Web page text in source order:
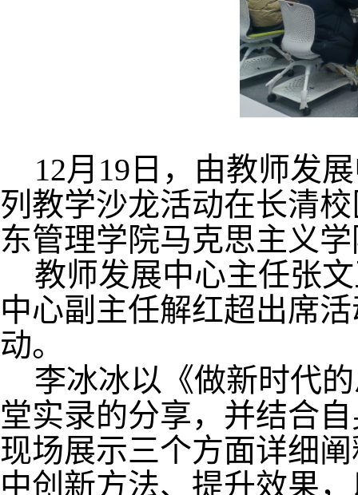
12月19日，由教师发
列教学沙龙活动在长清
东管理学院马克思主义
教师发展中心主任张
中心副主任解红超出席
动。
李冰冰以《做新时代
堂实录的分享，并结合
现场展示三个方面详细
中创新方法、提升效果